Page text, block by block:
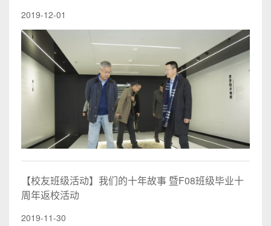
2019-12-01
【校友班级活动】我们的十年故事 暨F08班级毕业十
周年返校活动
2019-11-30